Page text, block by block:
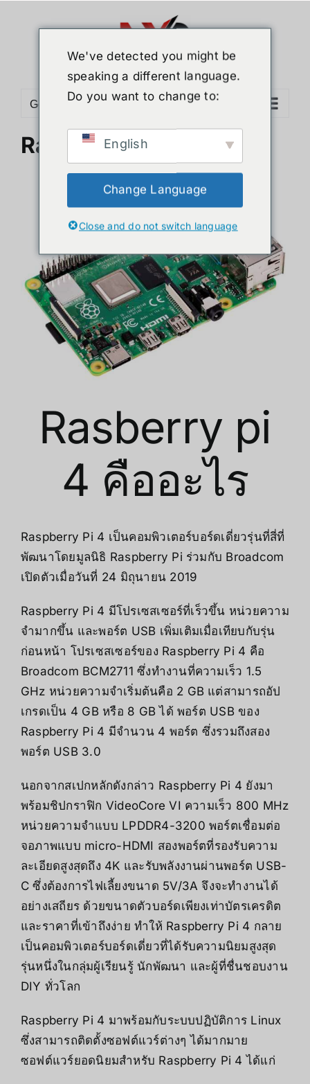
Go to...
Raspberry Pi 4 คืออะไร
Rasberry pi
4 คืออะไร
Raspberry Pi 4 เป็นคอมพิวเตอร์บอร์ดเดี่ยวรุ่นที่สี่ที่
พัฒนาโดยมูลนิธิ Raspberry Pi ร่วมกับ Broadcom
เปิดตัวเมื่อวันที่ 24 มิถุนายน 2019
Raspberry Pi 4 มีโปรเซสเซอร์ที่เร็วขึ้น หน่วยความ
จำมากขึ้น และพอร์ต USB เพิ่มเติมเมื่อเทียบกับรุ่น
ก่อนหน้า โปรเซสเซอร์ของ Raspberry Pi 4 คือ
Broadcom BCM2711 ซึ่งทำงานที่ความเร็ว 1.5
GHz หน่วยความจำเริ่มต้นคือ 2 GB แต่สามารถอัป
เกรดเป็น 4 GB หรือ 8 GB ได้ พอร์ต USB ของ
Raspberry Pi 4 มีจำนวน 4 พอร์ต ซึ่งรวมถึงสอง
พอร์ต USB 3.0
นอกจากสเปกหลักดังกล่าว Raspberry Pi 4 ยังมา
พร้อมชิปกราฟิก VideoCore VI ความเร็ว 800 MHz
หน่วยความจำแบบ LPDDR4-3200 พอร์ตเชื่อมต่อ
จอภาพแบบ micro-HDMI สองพอร์ตที่รองรับความ
ละเอียดสูงสุดถึง 4K และรับพลังงานผ่านพอร์ต USB-
C ซึ่งต้องการไฟเลี้ยงขนาด 5V/3A จึงจะทำงานได้
อย่างเสถียร ด้วยขนาดตัวบอร์ดเพียงเท่าบัตรเครดิต
และราคาที่เข้าถึงง่าย ทำให้ Raspberry Pi 4 กลาย
เป็นคอมพิวเตอร์บอร์ดเดี่ยวที่ได้รับความนิยมสูงสุด
รุ่นหนึ่งในกลุ่มผู้เรียนรู้ นักพัฒนา และผู้ที่ชื่นชอบงาน
DIY ทั่วโลก
Raspberry Pi 4 มาพร้อมกับระบบปฏิบัติการ Linux
ซึ่งสามารถติดตั้งซอฟต์แวร์ต่างๆ ได้มากมาย
ซอฟต์แวร์ยอดนิยมสำหรับ Raspberry Pi 4 ได้แก่
We've detected you might be
speaking a different language.
Do you want to change to:
English
Change Language
Close and do not switch language